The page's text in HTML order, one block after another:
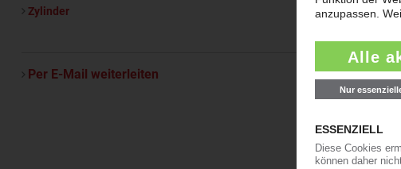
Zylinder
Per E-Mail weiterleiten